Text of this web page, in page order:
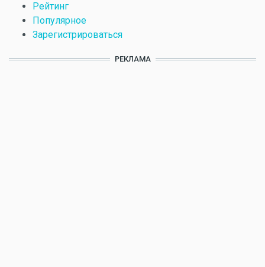
Рейтинг
Популярное
Зарегистрироваться
РЕКЛАМА